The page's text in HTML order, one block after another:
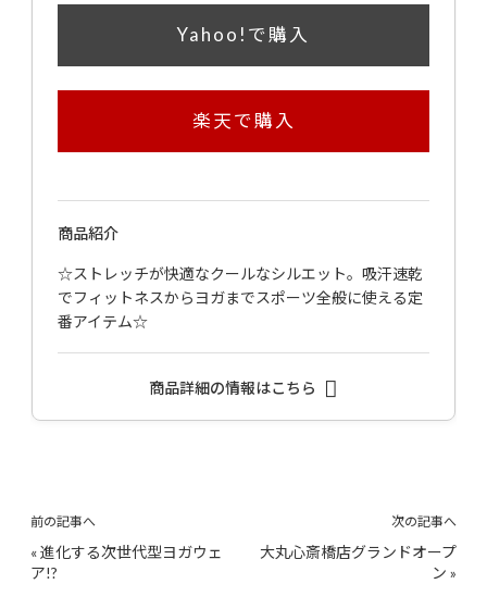
Yahoo!で購入
楽天で購入
商品紹介
☆ストレッチが快適なクールなシルエット。吸汗速乾
でフィットネスからヨガまでスポーツ全般に使える定
番アイテム☆
商品詳細の情報はこちら
前の記事へ
«進化する次世代型ヨガウェ
ア!?
次の記事へ
大丸心斎橋店グランドオープ
ン »